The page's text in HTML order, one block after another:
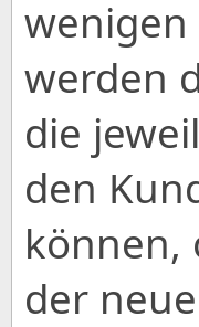
wenigen
werden
die
den
können,
der